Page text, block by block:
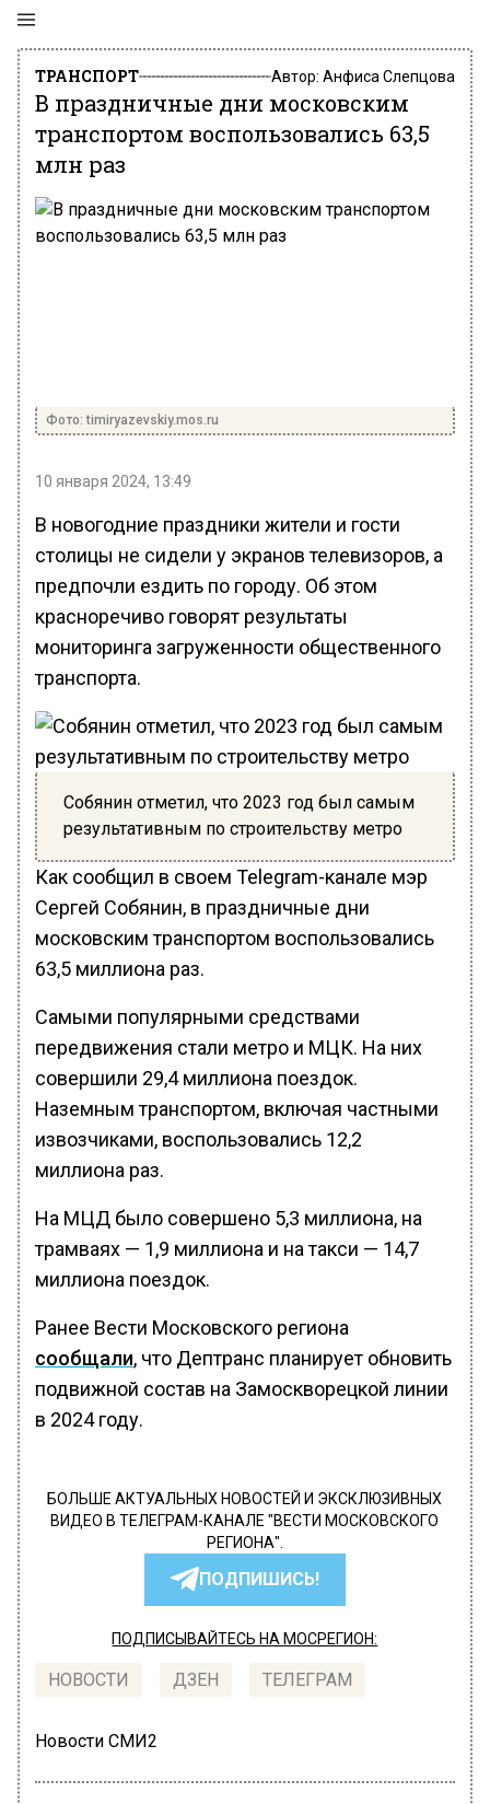
ТРАНСПОРТ Автор: Анфиса Слепцова
В праздничные дни московским
транспортом воспользовались 63,5
млн раз
Фото: timiryazevskiy.mos.ru
10 января 2024, 13:49
В новогодние праздники жители и гости
столицы не сидели у экранов телевизоров, а
предпочли ездить по городу. Об этом
красноречиво говорят результаты
мониторинга загруженности общественного
транспорта.
Собянин отметил, что 2023 год был самым
результативным по строительству метро
Как сообщил в своем Telegram-канале мэр
Сергей Собянин, в праздничные дни
московским транспортом воспользовались
63,5 миллиона раз.
Самыми популярными средствами
передвижения стали метро и МЦК. На них
совершили 29,4 миллиона поездок.
Наземным транспортом, включая частными
извозчиками, воспользовались 12,2
миллиона раз.
На МЦД было совершено 5,3 миллиона, на
трамваях — 1,9 миллиона и на такси — 14,7
миллиона поездок.
Ранее Вести Московского региона
сообщали, что Дептранс планирует обновить
подвижной состав на Замоскворецкой линии
в 2024 году.
БОЛЬШЕ АКТУАЛЬНЫХ НОВОСТЕЙ И ЭКСКЛЮЗИВНЫХ
ВИДЕО В ТЕЛЕГРАМ-КАНАЛЕ "ВЕСТИ МОСКОВСКОГО
РЕГИОНА".
ПОДПИШИСЬ!
ПОДПИСЫВАЙТЕСЬ НА МОСРЕГИОН:
НОВОСТИ ДЗЕН ТЕЛЕГРАМ
Новости СМИ2